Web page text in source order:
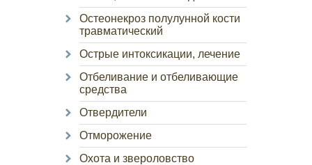
Остеонекроз полулунной кости
травматический
Острые интоксикации, лечение
Отбеливание и отбеливающие
средства
Отвердители
Отморожение
Охота и звероловство